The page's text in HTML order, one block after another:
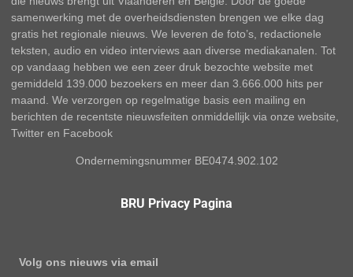
samenwerking met de overheidsdiensten brengen we elke dag
gratis het regionale nieuws. We leveren de foto’s, redactionele
teksten, audio en video interviews aan diverse mediakanalen. Tot
op vandaag hebben we een zeer druk bezochte website met
gemiddeld 139.000 bezoekers en meer dan 3.666.000 hits per
maand. We verzorgen op regelmatige basis een mailing en
berichten de recentste nieuwsfeiten onmiddellijk via onze website,
Twitter en Facebook
Ondernemingsnummer BE0474.902.102
BRU Privacy Pagina
Volg ons nieuws via email